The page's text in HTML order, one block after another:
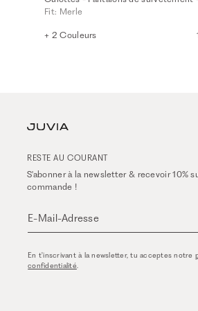
Fit: Merle
+ 2 Couleurs
RESTE AU COURANT
S'abonner à la newsletter & recevoir 10%
commande !
E-Mail-Adresse
En t'inscrivant à la newsletter, tu acceptes notre
confidentialité.